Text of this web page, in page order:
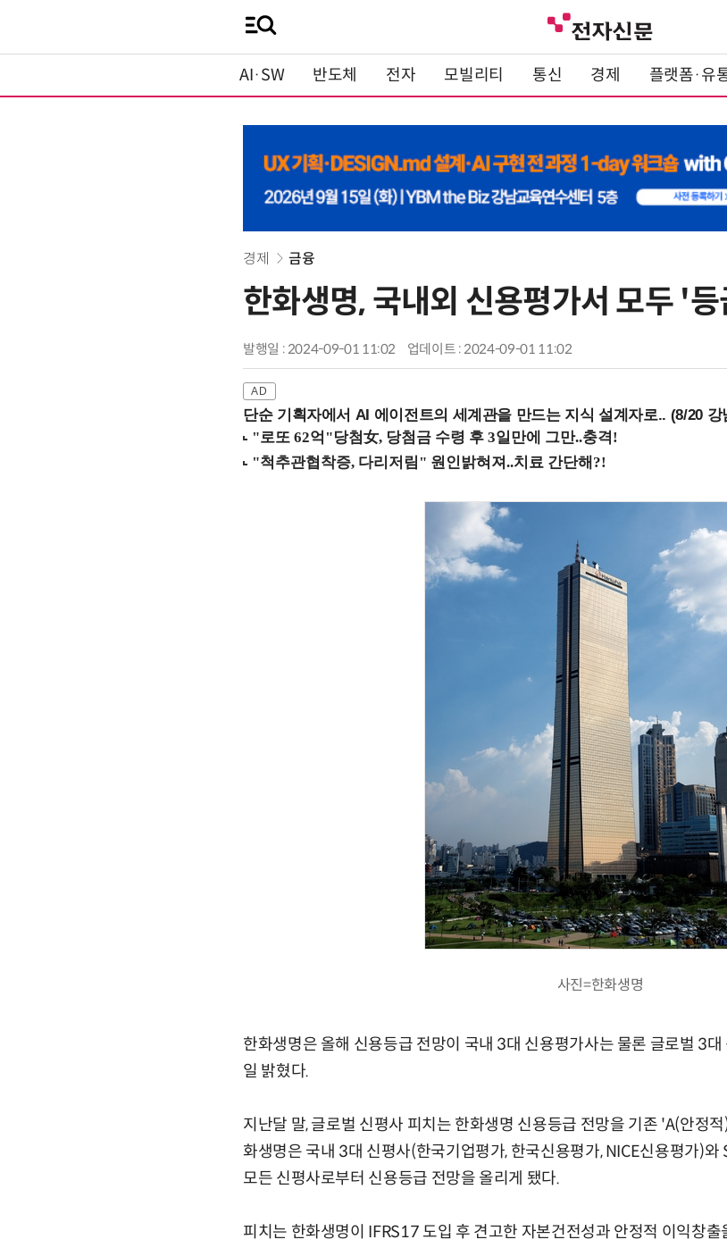
AI·SW 반도체 전자 모빌리티 통신 경제 플랫폼·유
경제 금융
한화생명, 국내외 신용평가서 모두 '
발행일 : 2024-09-01 11:02 업데이트 : 2024-09-01 11:02
단순 기획자에서 AI 에이전트의 세계관을 만드는 지식 설계자로.. (8/20 강
사진=한화생명
한화생명은 올해 신용등급 전망이 국내 3대 신용평가사는 물론 글로벌 3
일 밝혔다.
지난달 말, 글로벌 신평사 피치는 한화생명 신용등급 전망을 기존 'A(안정
화생명은 국내 3대 신평사(한국기업평가, 한국신용평가, NICE신용평가)와
모든 신평사로부터 신용등급 전망을 올리게 됐다.
피치는 한화생명이 IFRS17 도입 후 견고한 자본건전성과 안정적 이익창